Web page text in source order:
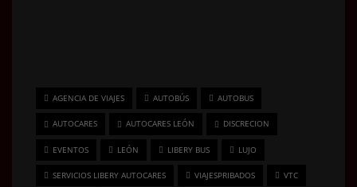
AGENCIA DE VIAJES AUTOBÚS AUTOBUS
AUTOCARES AUTOCARES LEÓN DISCRECION
EVENTOS LEÓN LIBERY BUS LUJO
SERVICIOS LIBERY AUTOCARES VIAJESPRIBADOS VTC